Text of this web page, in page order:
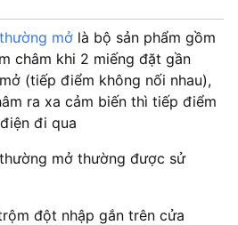
mở là bộ sản phẩm gồm
châm khi 2 miếng đặt gần
(tiếp điểm không nối nhau),
ra xa cảm biến thì tiếp điểm
đi qua
mở thường được sử
đột nhập gắn trên cửa